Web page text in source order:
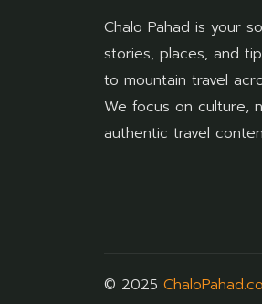
Chalo Pahad is your
stories, places, and
to mountain travel
We focus on culture,
authentic travel
© 2025